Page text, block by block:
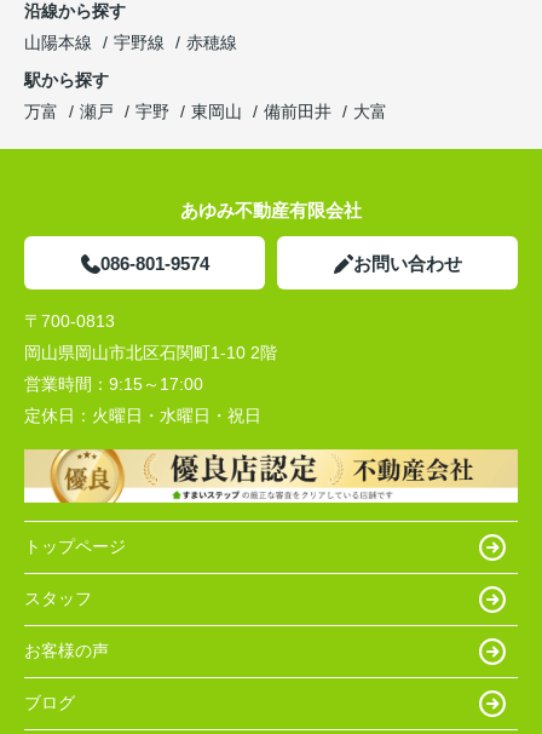
沿線から探す
山陽本線
宇野線
赤穂線
駅から探す
万富
瀬戸 宇野 東岡山 備前田井 大富
あゆみ不動産有限会社
086-801-9574 お問い合わせ
〒700-0813
岡山県岡山市北区石関町1-10 2階
営業時間： 9:15～17:00
定休日： 火曜日・水曜日・祝日
トップページ
スタッフ
お客様の声
ブログ